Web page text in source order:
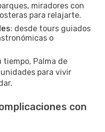
miradores con
para relajarte.
: desde tours guiados
o
tiempo, Palma de
para vivir
con